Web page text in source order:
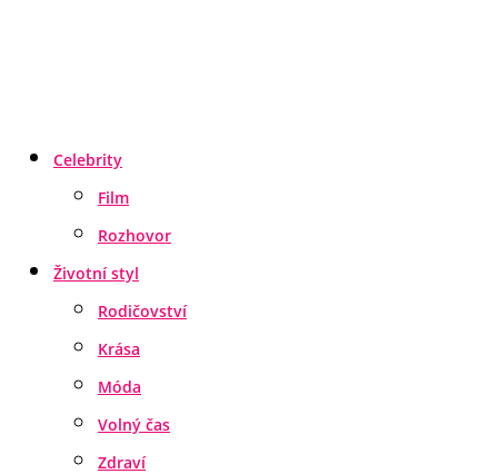
Celebrity
Film
Rozhovor
Životní styl
Rodičovství
Krása
Móda
Volný čas
Zdraví